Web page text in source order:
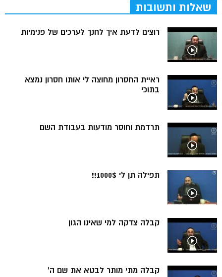
שאלות ותשובות
רוצים לדעת איך לחנך לערכים של פנימיות
ראיית החסרון מחוצה לי אותו חסרון נמצא
בתוכי
תרדמת וחוסר מודעות בעבודת השם
תפילה תן לי 1000$!!
קבלה צדקה למי שאינו הגון
קבלה מתי מותר לבטא את שם ה’